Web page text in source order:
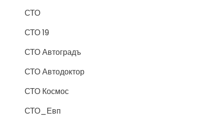
СТО
СТО 19
СТО Автоградъ
СТО Автодоктор
СТО Космос
СТО_Евп